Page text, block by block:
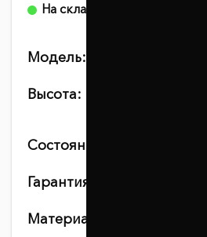
На складе
Модель:
Высота:
Состояние:
Гарантия:
Материал: